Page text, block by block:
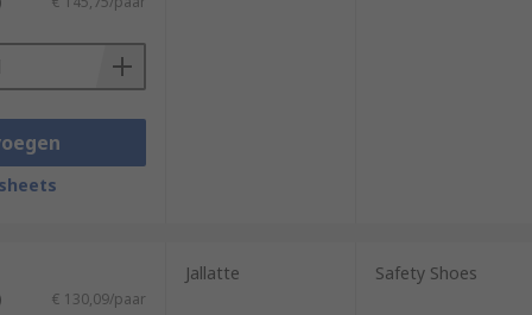
€ 130,09/paar
Jallatte Safety Shoes